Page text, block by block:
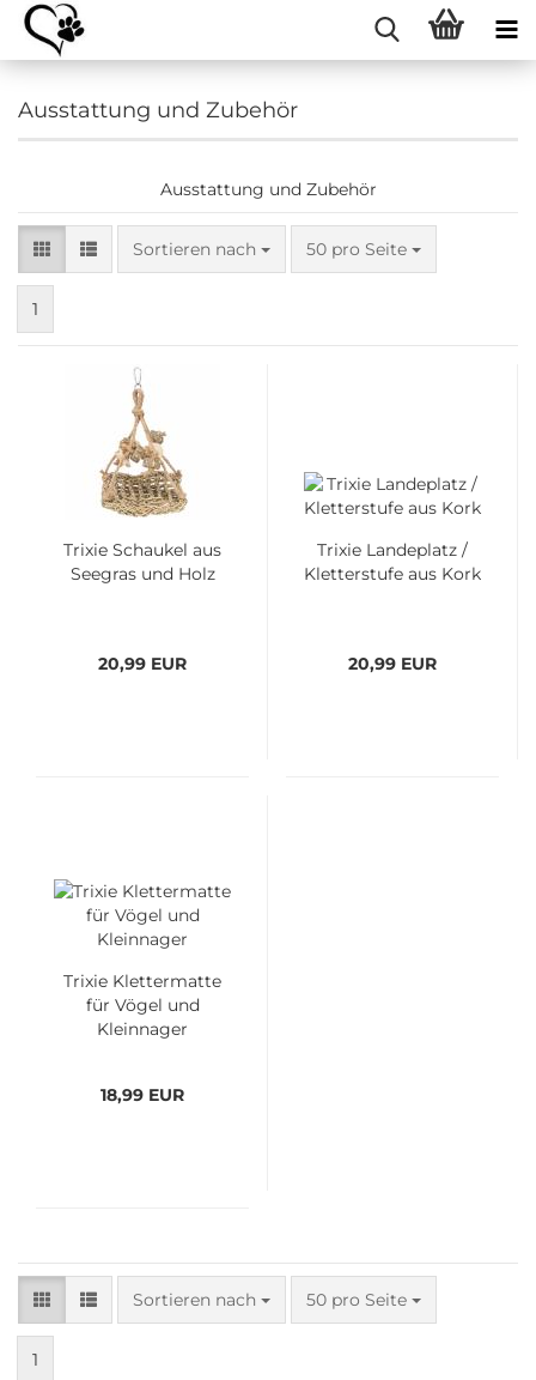
Ausstattung und Zubehör
Ausstattung und Zubehör
Sortieren nach
Sortieren nach 50 pro Seite
pro Seite
1
Trixie Schaukel aus
Seegras und Holz
20,99 EUR
Trixie Landeplatz /
Kletterstufe aus Kork
20,99 EUR
Trixie Klettermatte
für Vögel und
Kleinnager
18,99 EUR
Sortieren nach
Sortieren nach 50 pro Seite
pro Seite
1